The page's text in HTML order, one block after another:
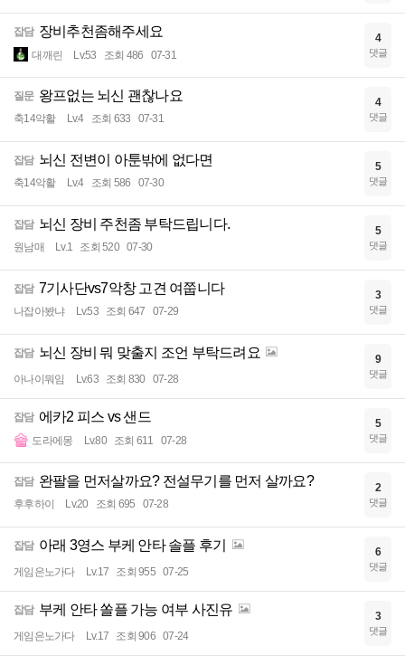
잡담 장비추천좀해주세요
대깨린 Lv.53 조회 486 07-31
4
댓글
질문 왕프없는 뇌신 괜찮나요
축14악활 Lv.4 조회 633 07-31
4
댓글
잡담 뇌신 전변이 아툰밖에 없다면
축14악활 Lv.4 조회 586 07-30
5
댓글
잡담 뇌신 장비 주천좀 부탁드립니다.
원남매 Lv.1 조회 520 07-30
5
댓글
잡담 7기사단vs7악창 고견 여쭙니다
나잡아봤냐 Lv.53 조회 647 07-29
3
댓글
잡담 뇌신 장비 뭐 맞출지 조언 부탁드려요
아나이뭐임 Lv.63 조회 830 07-28
9
댓글
잡담 에카2 피스 vs 샌드
도라에몽 Lv.80 조회 611 07-28
5
댓글
잡담 완팔을 먼저살까요? 전설무기를 먼저 살까요?
후후하이 Lv.20 조회 695 07-28
2
댓글
잡담 아래 3영스 부케 안타 솔플 후기
게임은노가다 Lv.17 조회 955 07-25
6
댓글
잡담 부케 안타 쏠플 가능 여부 사진유
게임은노가다 Lv.17 조회 906 07-24
3
댓글